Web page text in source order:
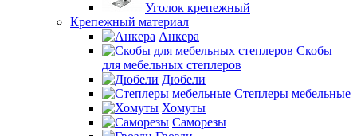
Уголок крепежный
Крепежный материал
Анкера
Скобы
для мебельных степлеров
Дюбели
Степлеры мебельные
Хомуты
Саморезы